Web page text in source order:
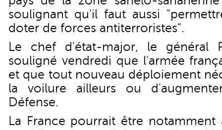
soulignant qu'il faut aussi
doter de forces antiterroristes".
Le chef d'état-major, le général
souligné vendredi que l'armée
et que tout nouveau déploiement
la voilure ailleurs ou
Défense.
La France pourrait être notamment